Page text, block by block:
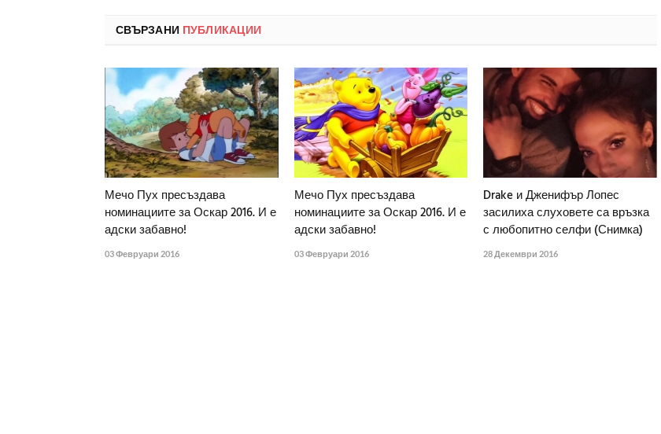
СВЪРЗАНИ ПУБЛИКАЦИИ
Мечо Пух пресъздава
номинациите за Оскар 2016. И е
адски забавно!
03 Февруари 2016
Мечо Пух пресъздава
номинациите за Оскар 2016. И е
адски забавно!
03 Февруари 2016
Drake и Дженифър Лопес
засилиха слуховете са връзка
с любопитно селфи (Снимка)
28 Декември 2016